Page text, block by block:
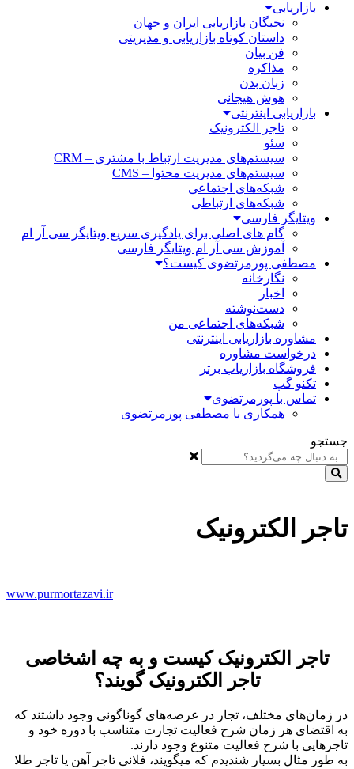
بازاریابی
نخبگان بازاریابی ایران و جهان
داستان کوتاه بازاریابی و مدیریتی
فن بیان
مذاکره
زبان بدن
هوش هیجانی
بازاریابی اینترنتی
تاجر الکترونیک
سئو
سیستم‌های مدیریت ارتباط با مشتری – CRM
سیستم‌های مدیریت محتوا – CMS
شبکه‌های اجتماعی
شبکه‌های ارتباطی
ویتایگر فارسی
گام های اصلی برای یادگیری سریع ویتایگر سی آر ام
آموزش سی آر ام ویتایگر فارسی
مصطفی پورمرتضوی کیست؟
نگارخانه
اخبار
دست‌نوشته
شبکه‌های اجتماعی من
مشاوره بازاریابی اینترنتی
درخواست مشاوره
فروشگاه بازاریاب برتر
تکنو گپ
تماس با پورمرتضوی
همکاری با مصطفی پورمرتضوی
جستجو
تاجر الکترونیک
www.purmortazavi.ir
تاجر الکترونیک کیست و به چه اشخاصی
تاجر الکترونیک گویند؟
در زمان‌های مختلف، تجار در عرصه‌های گوناگونی وجود داشتند که
به اقتضای هر زمان‌ شرح فعالیت تجارت متناسب با دوره خود و
تاجرهایی با شرح فعالیت متنوع وجود دارند.
به طور مثال بسیار شندیدم که میگویند، فلانی تاجر آهن یا تاجر طلا